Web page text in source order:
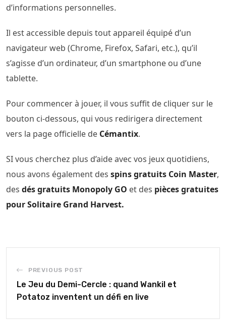
d’informations personnelles.
Il est accessible depuis tout appareil équipé d’un
navigateur web (Chrome, Firefox, Safari, etc.), qu’il
s’agisse d’un ordinateur, d’un smartphone ou d’une
tablette.
Pour commencer à jouer, il vous suffit de cliquer sur le
bouton ci-dessous, qui vous redirigera directement
vers la page officielle de Cémantix.
SI vous cherchez plus d’aide avec vos jeux quotidiens,
nous avons également des spins gratuits Coin Master,
des dés gratuits Monopoly GO et des pièces gratuites
pour Solitaire Grand Harvest.
PREVIOUS POST
Le Jeu du Demi-Cercle : quand Wankil et
Potatoz inventent un défi en live